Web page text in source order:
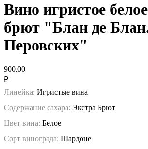
Вино игристое
брют "Блан де
Перовских"
900,00
₽
Линейка: Игристые вина
Содержание сахара: Экстра Брют
Цвет вина: Белое
Сорт винограда: Шардоне